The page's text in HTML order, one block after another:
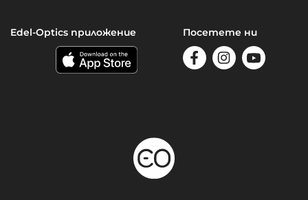
Edel-Optics приложение Посетете ни